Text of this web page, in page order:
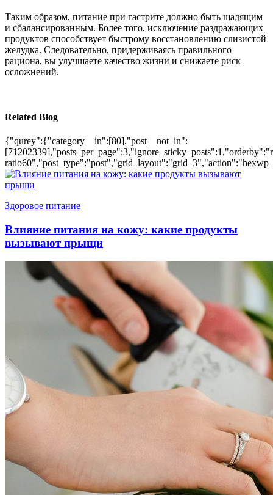
Таким образом, питание при гастрите должно быть щадящим
и сбалансированным. Более того, исключение раздражающих
продуктов способствует быстрому восстановлению слизистой
желудка. Следовательно, придерживаясь правильного
рациона, вы улучшаете качество жизни и снижаете риск
осложнений.
Related Blog
{"qurey":{"category__in":[80],"post__not_in":
Здоровое питание
Влияние питания на кожу: какие продукты
вызывают прыщи